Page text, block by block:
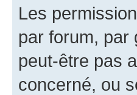
Les
par forum, par
peut-être pas
concerné, ou